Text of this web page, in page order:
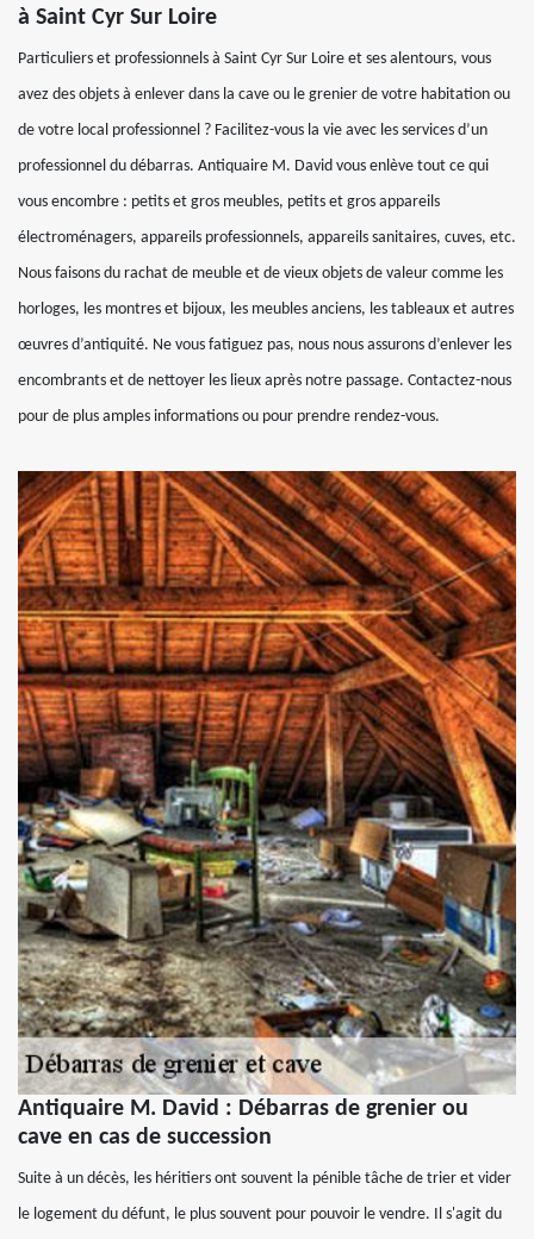
à Saint Cyr Sur Loire
Particuliers et professionnels à Saint Cyr Sur Loire et ses alentours, vous
avez des objets à enlever dans la cave ou le grenier de votre habitation ou
de votre local professionnel ? Facilitez-vous la vie avec les services d’un
professionnel du débarras. Antiquaire M. David vous enlève tout ce qui
vous encombre : petits et gros meubles, petits et gros appareils
électroménagers, appareils professionnels, appareils sanitaires, cuves, etc.
Nous faisons du rachat de meuble et de vieux objets de valeur comme les
horloges, les montres et bijoux, les meubles anciens, les tableaux et autres
œuvres d’antiquité. Ne vous fatiguez pas, nous nous assurons d’enlever les
encombrants et de nettoyer les lieux après notre passage. Contactez-nous
pour de plus amples informations ou pour prendre rendez-vous.
Antiquaire M. David : Débarras de grenier ou
cave en cas de succession
Suite à un décès, les héritiers ont souvent la pénible tâche de trier et vider
le logement du défunt, le plus souvent pour pouvoir le vendre. Il s'agit du